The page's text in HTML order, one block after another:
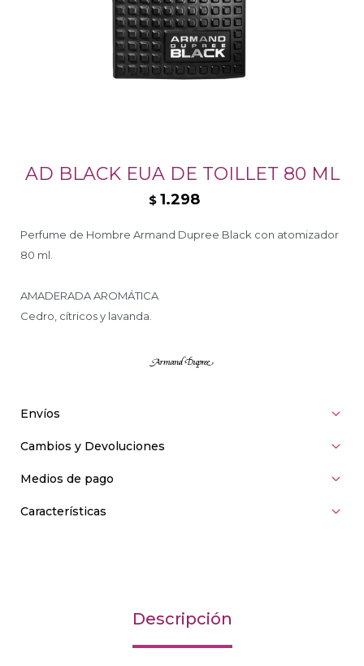
AD BLACK EUA DE TOILLET 80 ML
$ 1.298
Perfume de Hombre Armand Dupree Black con atomizador
80 ml.
AMADERADA AROMÁTICA
Cedro, cítricos y lavanda.
Envíos
Cambios y Devoluciones
Medios de pago
Características
Descripción